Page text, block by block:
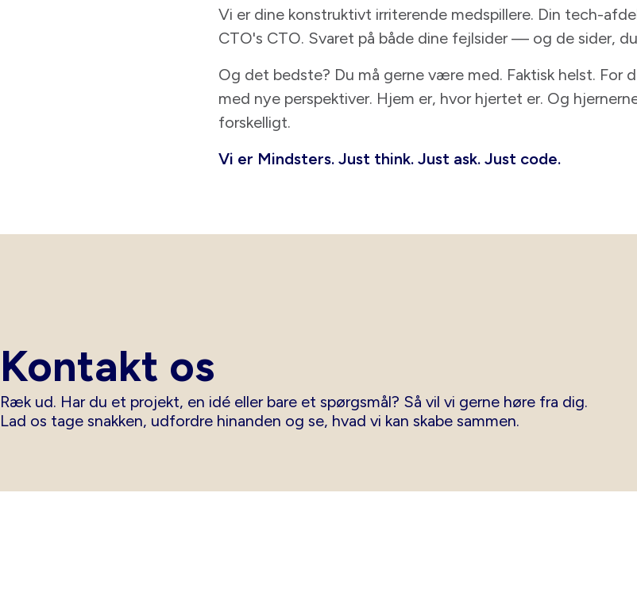
Vi er dine konstruktivt irriterende medspillere. Din tech-
CTO's CTO. Svaret på både dine fejlsider — og de sider,
Og det bedste? Du må gerne være med. Faktisk helst. For
med nye perspektiver. Hjem er, hvor hjertet er. Og
forskelligt.
Vi er Mindsters. Just think. Just ask. Just code.
Kontakt os
Ræk ud. Har du et projekt, en idé eller bare et spørgsmål? Så vil vi gerne høre fra dig.
Lad os tage snakken, udfordre hinanden og se, hvad vi kan skabe sammen.